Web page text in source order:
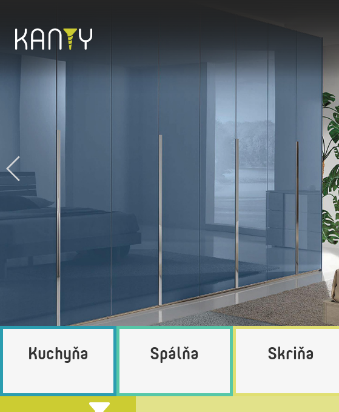
Kuchyňa Spálňa Skriňa